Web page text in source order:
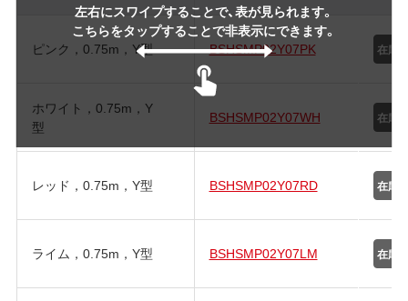
左右にスワイプすることで、表が見られます。
こちらをタップすることで非表示にできます。
ピンク，0.75m，Y型 BSHSMP02Y07PK
ホワイト，0.75m，Y
型
BSHSMP02Y07WH
レッド，0.75m，Y型 BSHSMP02Y07RD
ライム，0.75m，Y型 BSHSMP02Y07LM